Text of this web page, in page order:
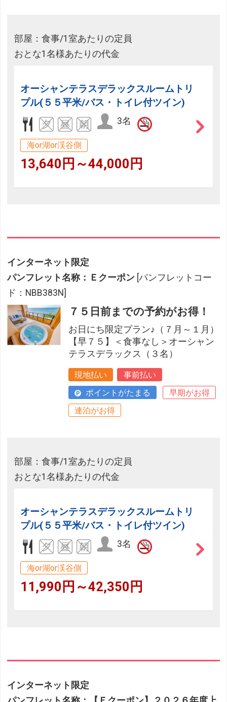
部屋：食事/1室あたりの定員
おとな1名様あたりの代金
オーシャンテラスデラックスルームトリ
プル(５５平米/バス・トイレ付ツイン)
3名
海or湖or渓谷側
13,640円～44,000円
インターネット限定
パンフレット名称：Ｅクーポン [パンフレットコー
ド：NBB383N]
７５日前までの予約がお得！
お日にち限定プラン♪（７月～１月）
【早７５】＜食事なし＞オーシャン
テラスデラックス（３名）
現地払い
事前払い
ポイントがたまる
早期がお得
連泊がお得
部屋：食事/1室あたりの定員
おとな1名様あたりの代金
オーシャンテラスデラックスルームトリ
プル(５５平米/バス・トイレ付ツイン)
3名
海or湖or渓谷側
11,990円～42,350円
インターネット限定